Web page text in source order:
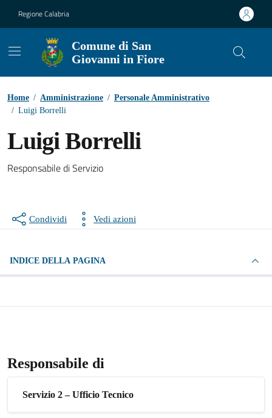
Regione Calabria
Comune di San
Giovanni in Fiore
Home / Amministrazione / Personale Amministrativo
/ Luigi Borrelli
Luigi Borrelli
Responsabile di Servizio
Condividi Vedi azioni
INDICE DELLA PAGINA
Responsabile di
Servizio 2 – Ufficio Tecnico